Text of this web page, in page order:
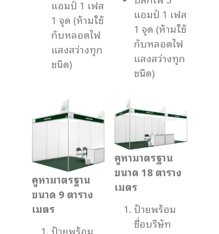
แอมป์ 1 เฟส
1 จุด (ห้ามใช้
กับหลอดไฟ
แสงสว่างทุก
ชนิด)
แอมป์ 1 เฟส
1 จุด (ห้ามใช้
กับหลอดไฟ
แสงสว่างทุก
ชนิด)
คูหามาตรฐาน
ขนาด 9 ตาราง
เมตร
ป้ายพร้อม
คูหามาตรฐาน
ขนาด 18 ตาราง
เมตร
ป้ายพร้อม
ชื่อบริษัท